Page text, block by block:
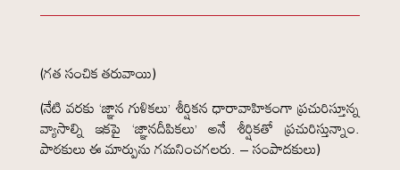
(గత సంచిక తరువాయి)
(నేటి వరకు ‘జ్ఞాన గుళికలు’ శీర్షికన ధారావాహికంగా ప్రచురిస్తూన్న
వ్యాసాల్ని ఇకపై ‘జ్ఞానదీపికలు’ అనే శీర్షికతో ప్రచురిస్తున్నాం.
పాఠకులు ఈ మార్పును గమనించగలరు. – సంపాదకులు)